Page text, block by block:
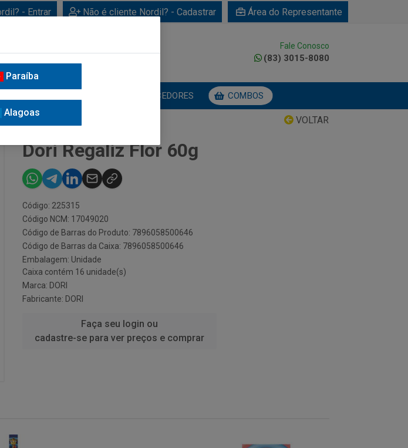
- Entrar Não é cliente Nordil? - Cadastrar Área do Representante
Fale Conosco
(83) 3015-8080
FORNECEDORES COMBOS
VOLTAR
Dori Regaliz Flor 60g
Código: 225315
Código NCM: 17049020
Código de Barras do Produto: 7896058500646
Código de Barras da Caixa: 7896058500646
Embalagem: Unidade
Caixa contém 16 unidade(s)
Marca: DORI
Fabricante: DORI
Faça seu login ou
cadastre-se para ver preços e comprar
Paraíba
Alagoas